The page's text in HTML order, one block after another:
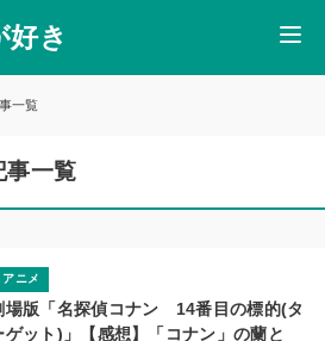
き
一覧
事一覧
アニメ
場版「名探偵コナン 14番目の標的(タ
ゲット)」【感想】「コナン」の蘭と